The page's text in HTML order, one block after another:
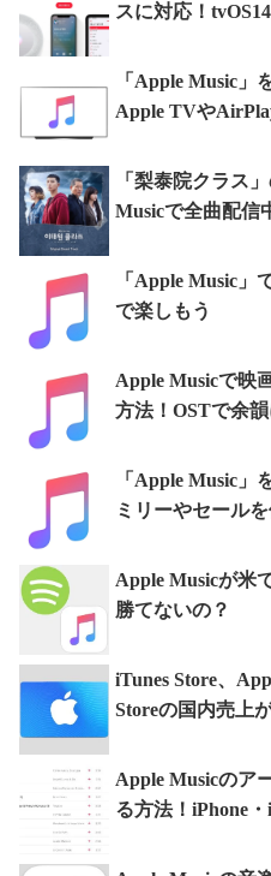
スに対応！
「Apple Music」
Apple TVや
「梨泰院クラス
Musicで全曲配信
「Apple Music」
で楽しもう
Apple Musicで映
方法！OSTで余
「Apple Music」
ミリーやセール
Apple Musicが米
勝てないの？
iTunes Store、
Storeの国内売上
Apple Musicのア
る方法！iPhone